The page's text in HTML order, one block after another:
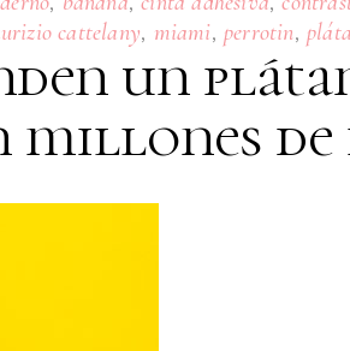
cattelany, miami, perrotin,
un
millones de